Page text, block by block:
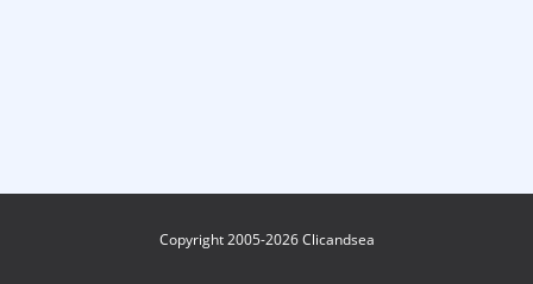
Copyright 2005-2026 Clicandsea